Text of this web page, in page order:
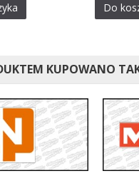
Do
KUPOWANO